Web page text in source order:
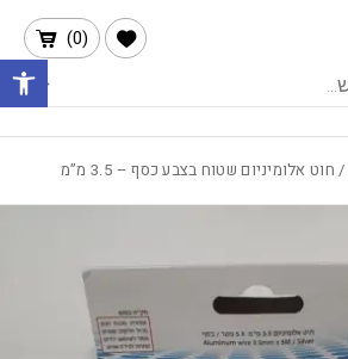
(
0
)
הרשימה שלי
/ חוט אלומיניום שטוח בצבע כסף – 3.5 מ”מ